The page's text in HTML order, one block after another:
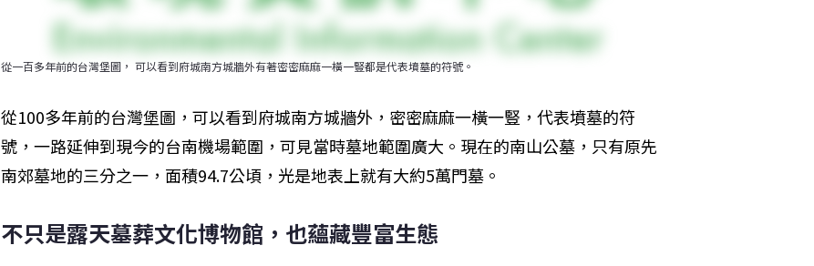
從一百多年前的台灣堡圖， 可以看到府城南方城牆外有著密密麻麻一橫一豎都是代表墳墓的符號。
從100多年前的台灣堡圖，可以看到府城南方城牆外，密密麻麻一橫一豎，代表墳墓的符
號，一路延伸到現今的台南機場範圍，可見當時墓地範圍廣大。現在的南山公墓，只有原先
南郊墓地的三分之一，面積94.7公頃，光是地表上就有大約5萬門墓。
不只是露天墓葬文化博物館，也蘊藏豐富生態